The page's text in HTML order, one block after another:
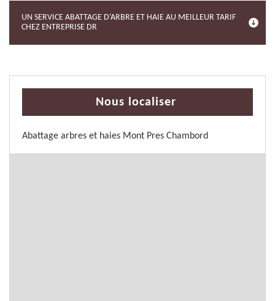
UN SERVICE ABATTAGE D’ARBRE ET HAIE AU MEILLEUR TARIF
CHEZ ENTREPRISE DR
Nous localiser
Abattage arbres et haies Mont Pres Chambord